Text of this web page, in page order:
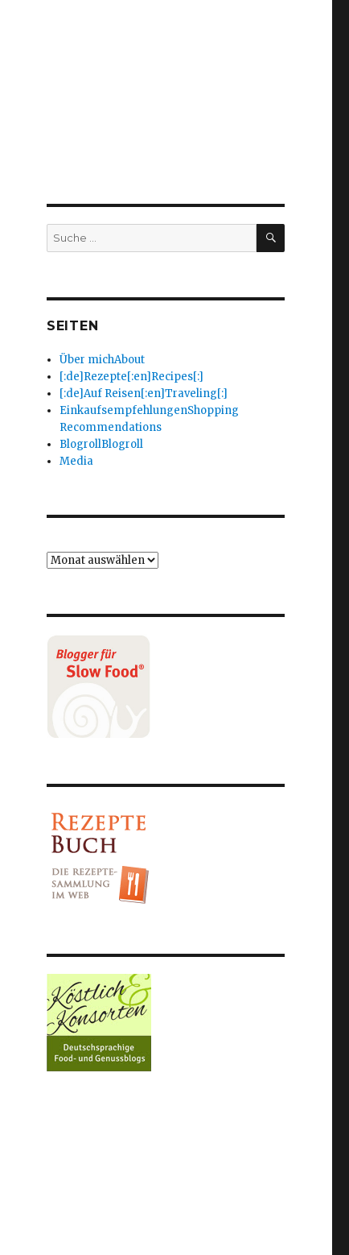
Suche
nach:
SUCHEN
SEITEN
Über michAbout
[:de]Rezepte[:en]Recipes[:]
[:de]Auf Reisen[:en]Traveling[:]
EinkaufsempfehlungenShopping
Recommendations
BlogrollBlogroll
Media